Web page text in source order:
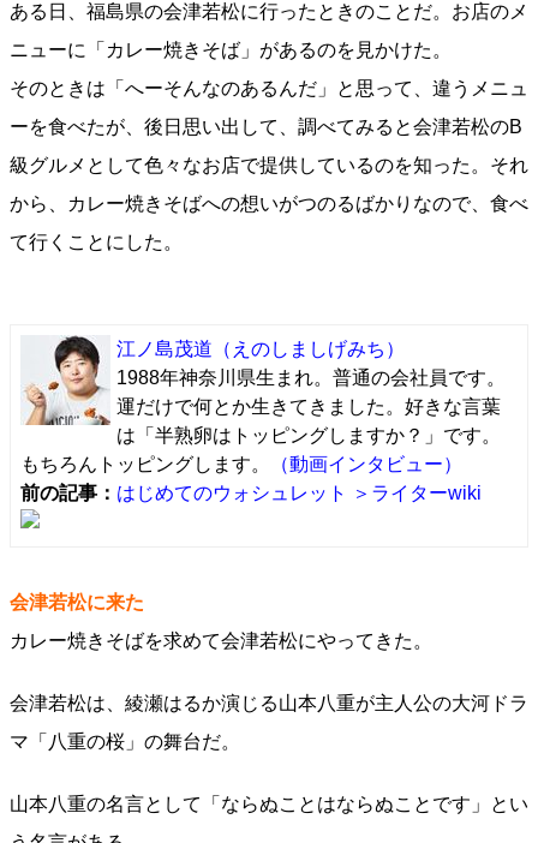
ある日、福島県の会津若松に行ったときのことだ。お店のメ
ニューに「カレー焼きそば」があるのを見かけた。
そのときは「へーそんなのあるんだ」と思って、違うメニュ
ーを食べたが、後日思い出して、調べてみると会津若松のB
級グルメとして色々なお店で提供しているのを知った。それ
から、カレー焼きそばへの想いがつのるばかりなので、食べ
て行くことにした。
江ノ島茂道 （えのしましげみち）
1988年神奈川県生まれ。普通の会社員です。
運だけで何とか生きてきました。好きな言葉
は「半熟卵はトッピングしますか？」です。
もちろんトッピングします。
（動画インタビュー）
前の記事： はじめてのウォシュレット ＞ライターwiki
会津若松に来た
カレー焼きそばを求めて会津若松にやってきた。
会津若松は、綾瀬はるか演じる山本八重が主人公の大河ドラ
マ「八重の桜」の舞台だ。
山本八重の名言として「ならぬことはならぬことです」とい